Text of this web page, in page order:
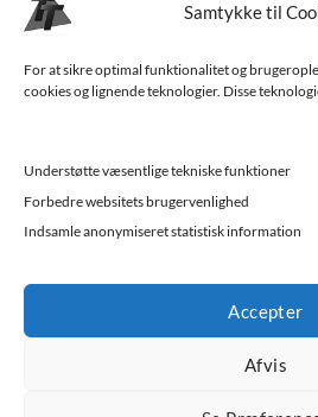
Samtykke til
For at sikre optimal funktionalitet og
cookies og lignende teknologier. Disse
Understøtte væsentlige tekniske funktioner
Forbedre websitets brugervenlighed
Indsamle anonymiseret statistisk information
Accepter
Afvis
Finansiering
Levering til Sjælland
Værksted